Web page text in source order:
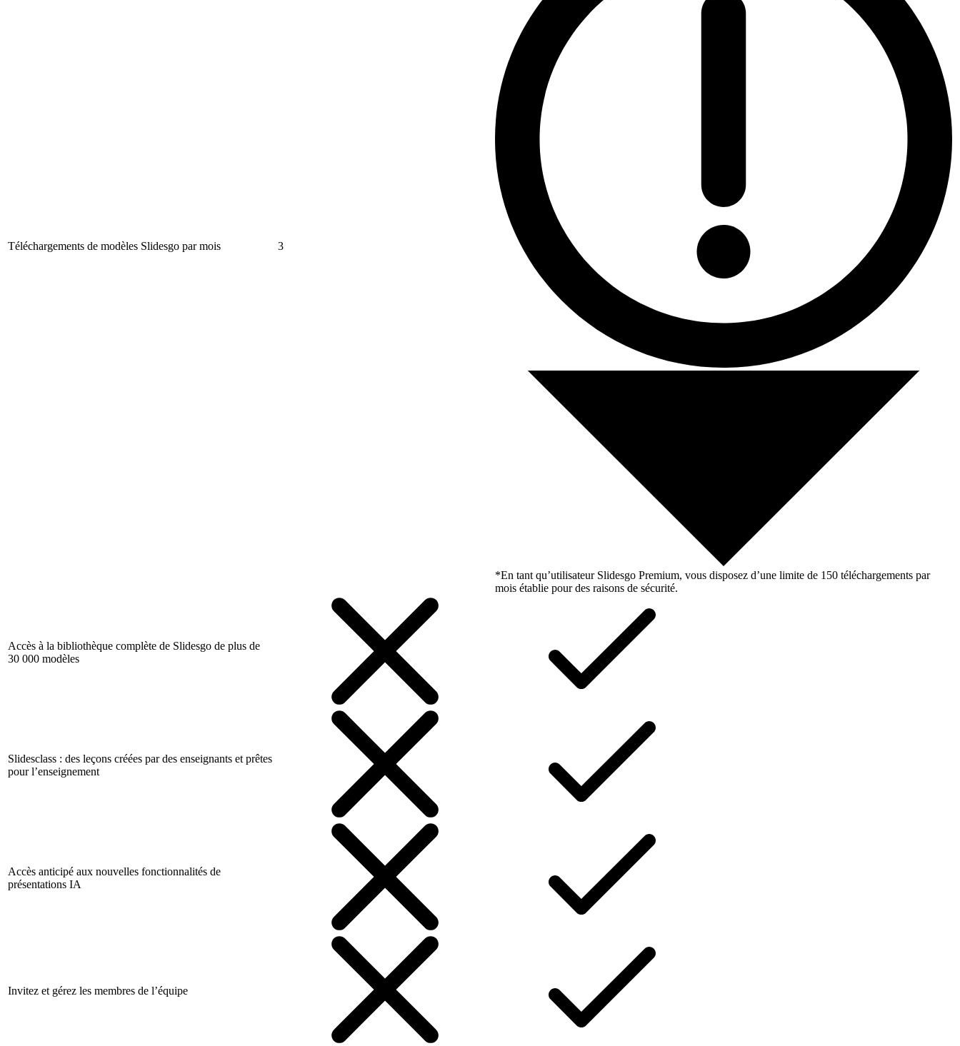
Téléchargements de modèles Slidesgo par mois 3
*En tant qu’utilisateur Slidesgo Premium, vous disposez d’une limite de 150 téléchargements par
mois établie pour des raisons de sécurité.
Accès à la bibliothèque complète de Slidesgo de plus de
30 000 modèles
Slidesclass : des leçons créées par des enseignants et prêtes
pour l’enseignement
Accès anticipé aux nouvelles fonctionnalités de
présentations IA
Invitez et gérez les membres de l’équipe